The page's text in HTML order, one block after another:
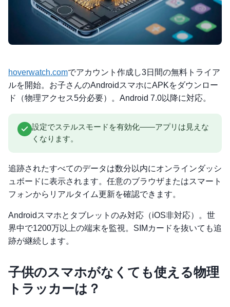
hoverwatch.comでアカウント作成し3日間の無料トライア
ルを開始。お子さんのAndroidスマホにAPKをダウンロー
ド（物理アクセス5分必要）。Android 7.0以降に対応。
設定でステルスモードを有効化——アプリは見えな
くなります。
追跡されたすべてのデータは数分以内にオンラインダッシ
ュボードに表示されます。任意のブラウザまたはスマート
フォンからリアルタイム更新を確認できます。
Androidスマホとタブレットのみ対応（iOS非対応）。世
界中で1200万以上の端末を監視。SIMカードを抜いても追
跡が継続します。
子供のスマホがなくても使える物理
トラッカーは？